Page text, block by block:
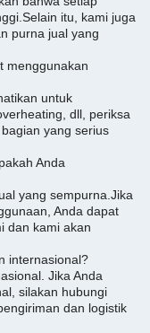
Selain itu, kami juga
purna jual yang
menggunakan
untuk
dll, periksa
yang serius
Anda
yang sempurna. Jika
Anda dapat
dan kami akan
internasional?
Jika Anda
silakan hubungi
dan logistik